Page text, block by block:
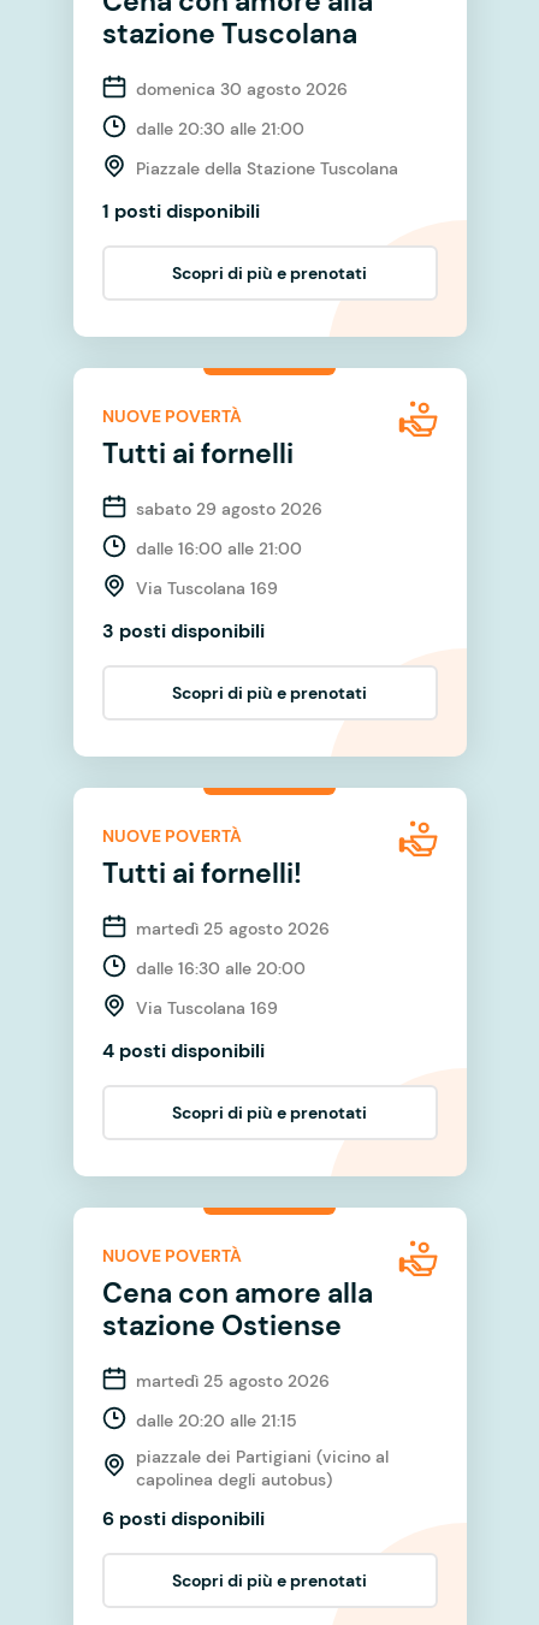
stazione Tuscolana
domenica 30 agosto 2026
dalle 20:30 alle 21:00
Piazzale della Stazione Tuscolana
1 posti disponibili
Scopri di più e prenotati
NUOVE POVERTÀ
Tutti ai fornelli
sabato 29 agosto 2026
dalle 16:00 alle 21:00
Via Tuscolana 169
3 posti disponibili
Scopri di più e prenotati
NUOVE POVERTÀ
Tutti ai fornelli!
martedì 25 agosto 2026
dalle 16:30 alle 20:00
Via Tuscolana 169
4 posti disponibili
Scopri di più e prenotati
NUOVE POVERTÀ
Cena con amore alla
stazione Ostiense
martedì 25 agosto 2026
dalle 20:20 alle 21:15
piazzale dei Partigiani (vicino al
capolinea degli autobus)
6 posti disponibili
Scopri di più e prenotati